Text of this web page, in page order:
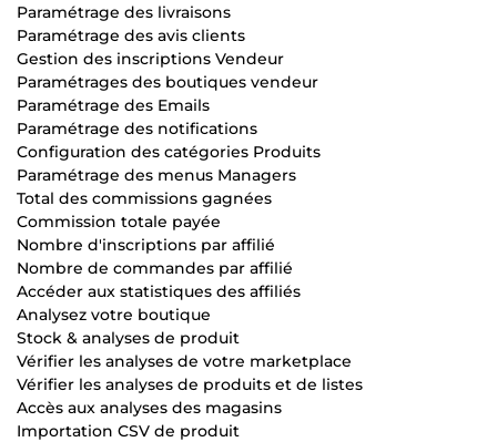
Paramétrage des livraisons
Paramétrage des avis clients
Gestion des inscriptions Vendeur
Paramétrages des boutiques vendeur
Paramétrage des Emails
Paramétrage des notifications
Configuration des catégories Produits
Paramétrage des menus Managers
Total des commissions gagnées
Commission totale payée
Nombre d'inscriptions par affilié
Nombre de commandes par affilié
Accéder aux statistiques des affiliés
Analysez votre boutique
Stock & analyses de produit
Vérifier les analyses de votre marketplace
Vérifier les analyses de produits et de listes
Accès aux analyses des magasins
Importation CSV de produit